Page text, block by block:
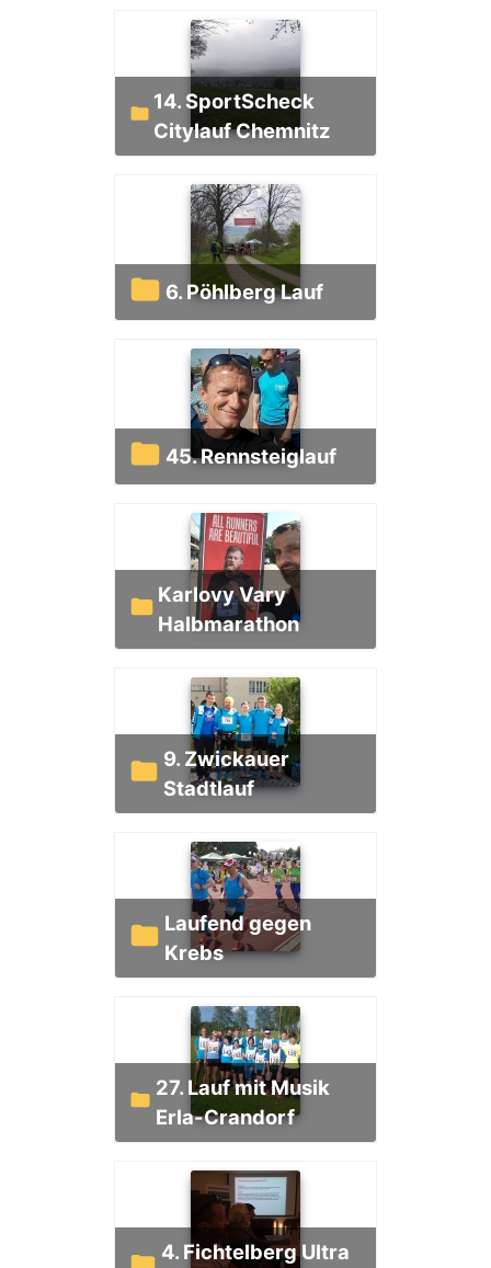
14. SportScheck
Citylauf Chemnitz
6. Pöhlberg Lauf
45. Rennsteiglauf
Karlovy Vary
Halbmarathon
9. Zwickauer
Stadtlauf
Laufend gegen
Krebs
27. Lauf mit Musik
Erla-Crandorf
4. Fichtelberg Ultra